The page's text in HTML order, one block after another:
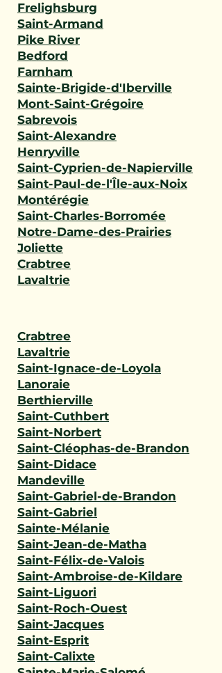
Frelighsburg
Saint-Armand
Pike River
Bedford
Farnham
Sainte-Brigide-d'Iberville
Mont-Saint-Grégoire
Sabrevois
Saint-Alexandre
Henryville
Saint-Cyprien-de-Napierville
Saint-Paul-de-l'Île-aux-Noix
Montérégie
Saint-Charles-Borromée
Notre-Dame-des-Prairies
Joliette
Crabtree
Lavaltrie
Crabtree
Lavaltrie
Saint-Ignace-de-Loyola
Lanoraie
Berthierville
Saint-Cuthbert
Saint-Norbert
Saint-Cléophas-de-Brandon
Saint-Didace
Mandeville
Saint-Gabriel-de-Brandon
Saint-Gabriel
Sainte-Mélanie
Saint-Jean-de-Matha
Saint-Félix-de-Valois
Saint-Ambroise-de-Kildare
Saint-Liguori
Saint-Roch-Ouest
Saint-Jacques
Saint-Esprit
Saint-Calixte